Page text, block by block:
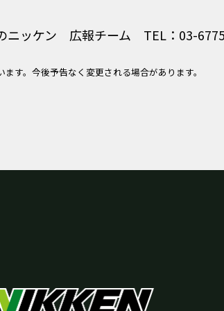
ニッケン 広報チーム TEL：03-
す。今後予告なく変更される場合があります。